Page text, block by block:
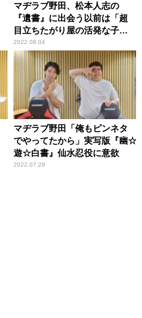
マヂラブ野田、松本人志の
『遺書』に出会う以前は「超
目立ちたがり屋の活発な子で
した」
2022.08.04
マヂラブ野田「俺もピンネタ
でやってたから」実写版『幽☆
遊☆白書』仙水忍役に意欲
2022.07.28